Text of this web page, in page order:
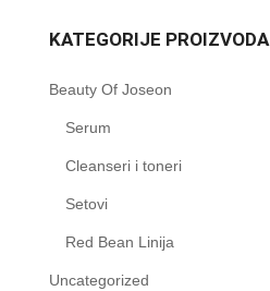
KATEGORIJE PROIZVODA
Beauty Of Joseon
Serum
Cleanseri i toneri
Setovi
Red Bean Linija
Uncategorized